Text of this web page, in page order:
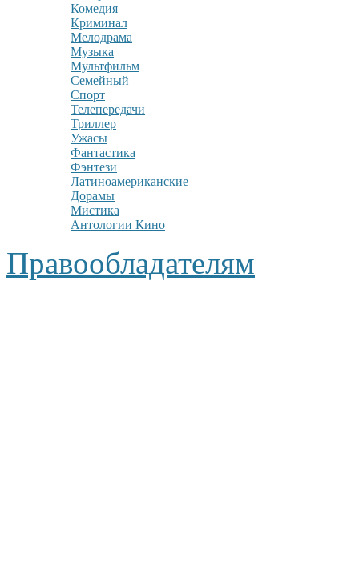
Комедия
Криминал
Мелодрама
Музыка
Мультфильм
Семейный
Спорт
Телепередачи
Триллер
Ужасы
Фантастика
Фэнтези
Латиноамериканские
Дорамы
Мистика
Антологии Кино
Правообладателям